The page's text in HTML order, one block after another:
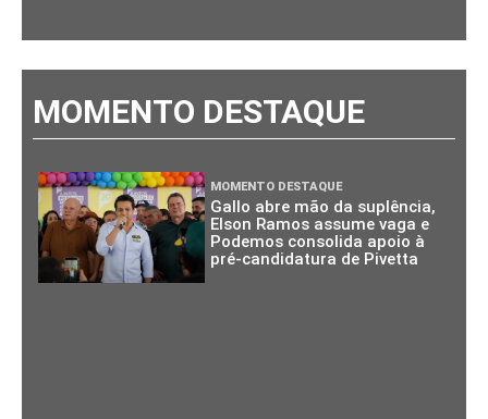
MOMENTO DESTAQUE
MOMENTO DESTAQUE
Gallo abre mão da suplência,
Elson Ramos assume vaga e
Podemos consolida apoio à
pré-candidatura de Pivetta